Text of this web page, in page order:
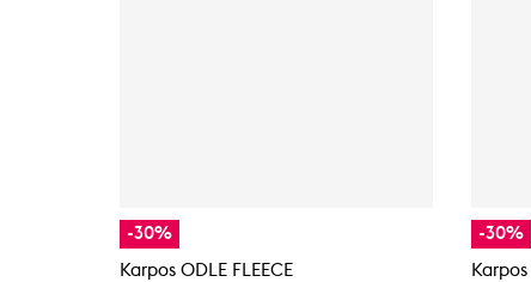
-30%
Karpos ODLE FLEECE
-30%
Karpos